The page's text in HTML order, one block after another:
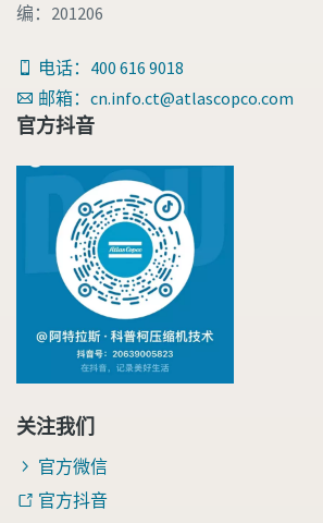
编：201206
电话：400 616 9018
邮箱：cn.info.ct@atlascopco.com
官方抖音
关注我们
官方微信
官方抖音